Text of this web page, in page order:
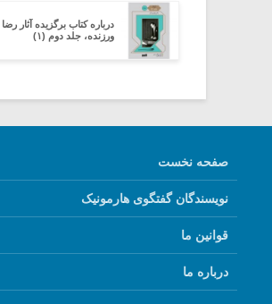
درباره کتاب برگزیده آثار رضا
ورزنده، جلد دوم (۱)
صفحه نخست
نویسندگان گفتگوی هارمونیک
قوانین ما
درباره ما